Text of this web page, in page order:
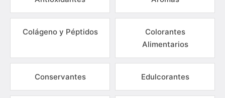
Colágeno y Péptidos
Colorantes
Alimentarios
Conservantes Edulcorantes